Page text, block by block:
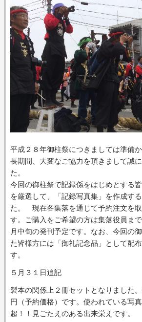
平成２８年御柱祭につきましては準備
長期間、大変なご協力を頂きまして誠
た。
今回の御柱祭で記録係をはじめとする
を厳選して、「記録写真集」を作成す
た。 現在各集落を通じて予約注文を
す。ご購入をご希望の方は集落役員ま
月中旬の発刊予定です。なお、今回の
た皆様方には「御礼記念品」として配
す。
５月３１日追記
製本の関係上２冊セットとなりました
円（予約価格）です。使われている写
超！！見ごたえのある出来栄えです。